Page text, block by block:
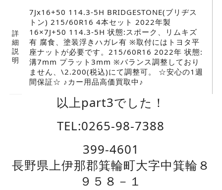
詳
細
説
明
7Jx16+50 114.3-5H BRIDGESTONE(ブリヂス
トン) 215/60R16 4本セット 2022年製
16×7J+50 114.3-5H 状態:スポーク、リムキズ
有 腐食、塗装浮きハガレ有 ※取付にはトヨタ平
座ナットが必要です。215/60R16 2022年 状態:
溝7mm プラット3mm ※バランス調整しており
ません、\2.200(税込)にて調整可。 ☆安心の1週
間保証☆ ♪カー用品高価買取中♪
以上part3でした！
TEL:0265-98-7388
399-4601
長野県上伊那郡箕輪町大字中箕輪８
９５８－１